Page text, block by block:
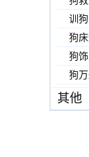
训
狗
狗
狗
其他